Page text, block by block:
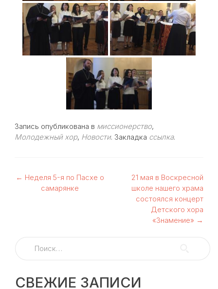
Запись опубликована в миссионерство,
Молодежный хор, Новости. Закладка ссылка.
Навигация
← Неделя 5-я по Пасхе о
самарянке
21 мая в Воскресной
школе нашего храма
состоялся концерт
Детского хора
«Знамение» →
Найти:
СВЕЖИЕ ЗАПИСИ